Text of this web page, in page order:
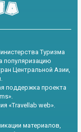
Туризма
популяризацию
Центральной Азии,
поддержка проекта
«Travellab web».
материалов,